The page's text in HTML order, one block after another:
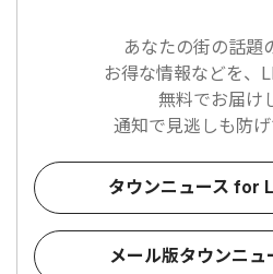
あなたの街の話題
お得な情報などを、
無料でお届け
通知で見逃しも防げ
タウンニュース for
メール版タウンニュ